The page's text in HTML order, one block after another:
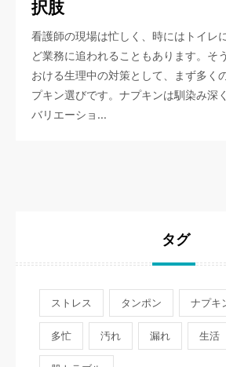
択肢
看護師の現場は忙しく、時にはトイレ
ど業務に追われることもあります。そ
おける生理中の対策として、まず多く
プキン選びです。ナプキンは馴染み深
バリエーショ…
タグ
ストレス タンポン ナプキ
多忙 汚れ 漏れ 生活